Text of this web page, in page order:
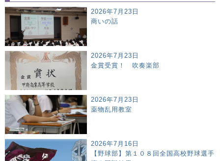
2026年7月23日
商いの話
2026年7月23日
金賞受賞！ 吹奏楽部
2026年7月23日
薬物乱用教室
2026年7月16日
【野球部】第１０８回全国高校野球選手